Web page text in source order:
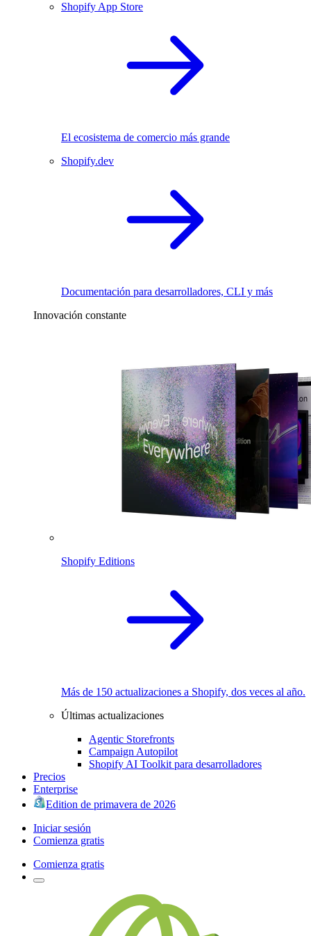
Shopify App Store
El ecosistema de comercio más grande
Shopify.dev
Documentación para desarrolladores, CLI y más
Innovación constante
Shopify Editions
Más de 150 actualizaciones a Shopify, dos veces al año.
Últimas actualizaciones
Agentic Storefronts
Campaign Autopilot
Shopify AI Toolkit para desarrolladores
Precios
Enterprise
Edition de primavera de 2026
Iniciar sesión
Comienza gratis
Comienza gratis